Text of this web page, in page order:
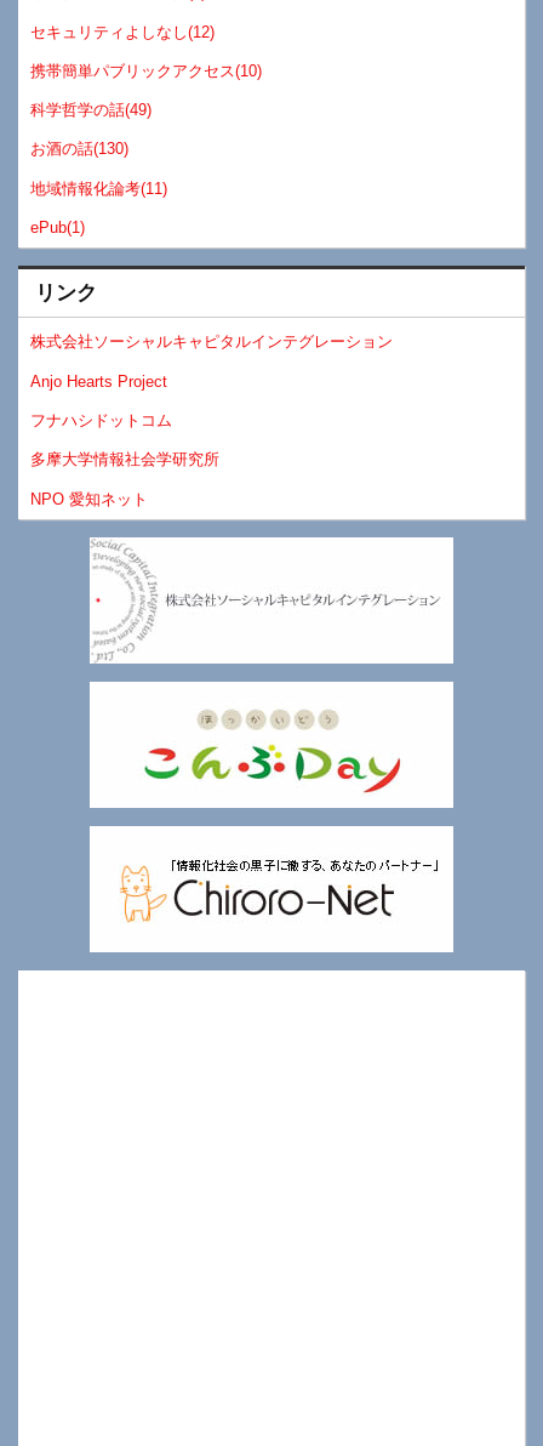
セキュリティよしなし(12)
携帯簡単パブリックアクセス(10)
科学哲学の話(49)
お酒の話(130)
地域情報化論考(11)
ePub(1)
リンク
株式会社ソーシャルキャピタルインテグレーション
Anjo Hearts Project
フナハシドットコム
多摩大学情報社会学研究所
NPO 愛知ネット